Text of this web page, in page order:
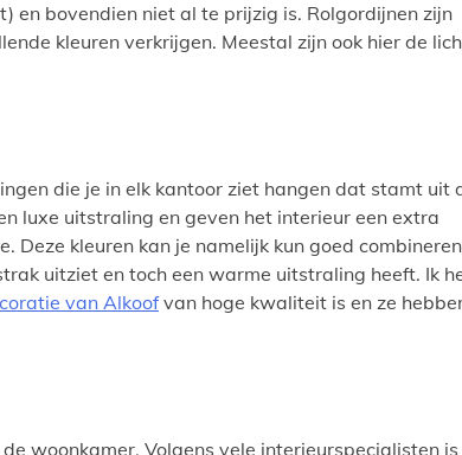
en bovendien niet al te prijzig is. Rolgordijnen zijn
kleuren verkrijgen. Meestal zijn ook hier de
die je in elk kantoor ziet hangen dat stamt uit
luxe uitstraling en geven het interieur een extra
kleuren kan je namelijk kun goed combineren
uitziet en toch een warme uitstraling heeft. Ik
van Alkoofvan hoge kwaliteit is en ze
woonkamer. Volgens vele interieurspecialisten